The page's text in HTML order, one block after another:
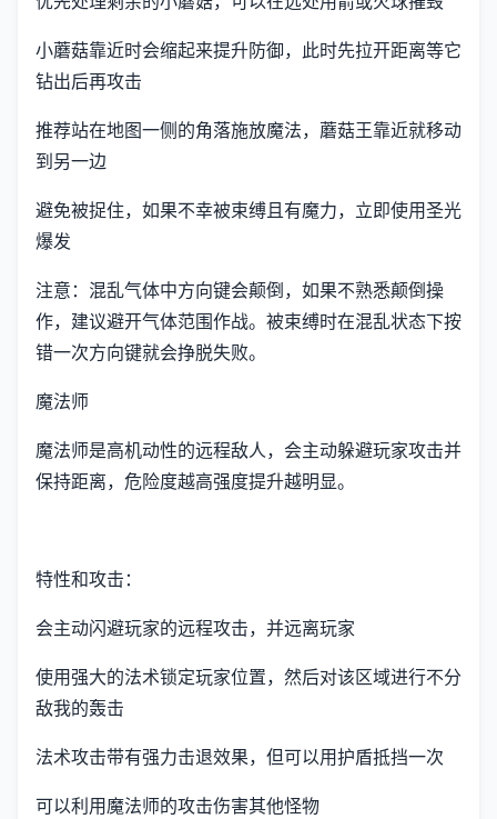
小蘑菇靠近时会缩起来提升防御，此时先拉开距离等它
钻出后再攻击
推荐站在地图一侧的角落施放魔法，蘑菇王靠近就移动
到另一边
避免被捉住，如果不幸被束缚且有魔力，立即使用圣光
爆发
注意：混乱气体中方向键会颠倒，如果不熟悉颠倒操
作，建议避开气体范围作战。被束缚时在混乱状态下按
错一次方向键就会挣脱失败。
魔法师
魔法师是高机动性的远程敌人，会主动躲避玩家攻击并
保持距离，危险度越高强度提升越明显。
特性和攻击：
会主动闪避玩家的远程攻击，并远离玩家
使用强大的法术锁定玩家位置，然后对该区域进行不分
敌我的轰击
法术攻击带有强力击退效果，但可以用护盾抵挡一次
可以利用魔法师的攻击伤害其他怪物